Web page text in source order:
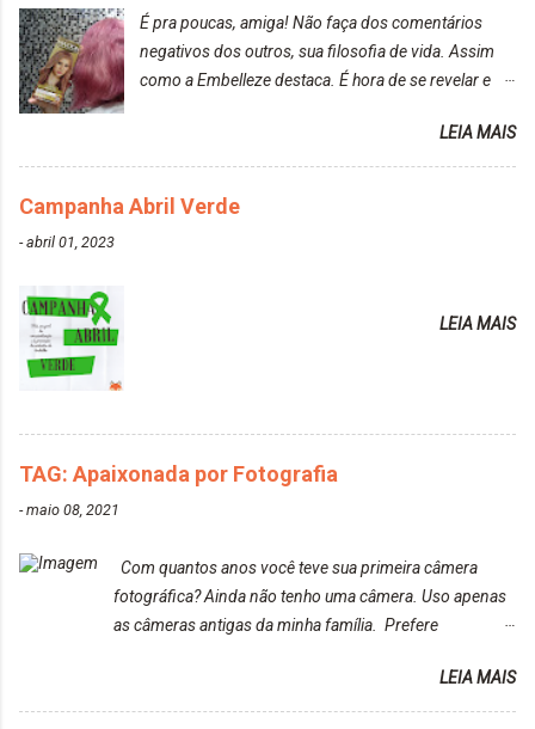
É pra poucas, amiga! Não faça dos comentários
negativos dos outros, sua filosofia de vida. Assim
como a Embelleze destaca. É hora de se revelar e
vip Maxton liberdade para ser mais você Loiro Rosé
10.04. Após 30 minutos no cabelo, retirei o excesso
da tintura no banho e notei que os fios estavam
LIBERDADE PARA SER MAIS VOCÊ 10.04 LOURO
Par de luvas e um guia explicativo im...
LEIA MAIS
Campanha Abril Verde
-abril 01, 2023
LEIA MAIS
TAG: Apaixonada por Fotografia
-maio 08, 2021
Com quantos anos você teve sua primeira câmera
fotográfica? Ainda não tenho uma câmera. Uso apenas
as câmeras antigas da minha família. Prefere
mais de fotografar, mas comecei a gostar bastante de
ser a minha modelo. Você tem uma boa câmera para
LEIA MAIS